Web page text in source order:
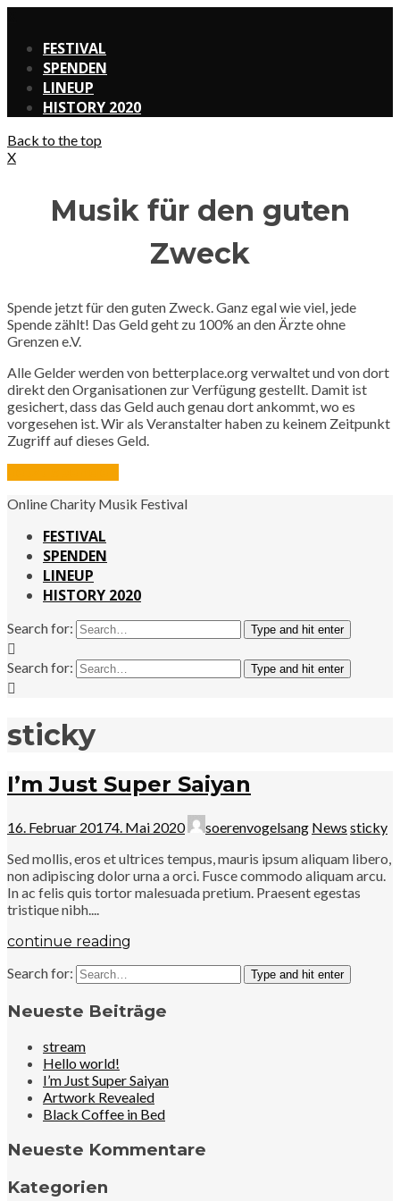
FESTIVAL
SPENDEN
LINEUP
HISTORY 2020
Back to the top
X
Musik für den guten
Zweck
Spende jetzt für den guten Zweck. Ganz egal wie viel, jede
Spende zählt! Das Geld geht zu 100% an den Ärzte ohne
Grenzen e.V.
Alle Gelder werden von betterplace.org verwaltet und von dort
direkt den Organisationen zur Verfügung gestellt. Damit ist
gesichert, dass das Geld auch genau dort ankommt, wo es
vorgesehen ist. Wir als Veranstalter haben zu keinem Zeitpunkt
Zugriff auf dieses Geld.
Online Charity Musik Festival
FESTIVAL
SPENDEN
LINEUP
HISTORY 2020
Search for: Type and hit enter
Search for: Type and hit enter
sticky
I’m Just Super Saiyan
16. Februar 20174. Mai 2020 soerenvogelsang News sticky
Sed mollis, eros et ultrices tempus, mauris ipsum aliquam libero,
non adipiscing dolor urna a orci. Fusce commodo aliquam arcu.
In ac felis quis tortor malesuada pretium. Praesent egestas
tristique nibh....
continue reading
Search for:
Type and hit enter
Neueste Beiträge
stream
Hello world!
I’m Just Super Saiyan
Artwork Revealed
Black Coffee in Bed
Neueste Kommentare
Kategorien